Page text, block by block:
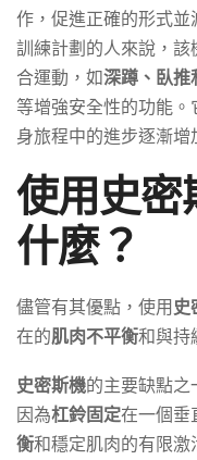
作，促進正確的形式
訓練計劃的人來說，
合運動，如深蹲、臥推
等增強安全性的功能
身旅程中的進步逐漸增
使用史密
什麼？
儘管有其優點，使用史
在的肌肉不平衡和與持
史密斯機的主要缺點之
因為杠鈴固定在一個垂
衡和穩定肌肉的有限激